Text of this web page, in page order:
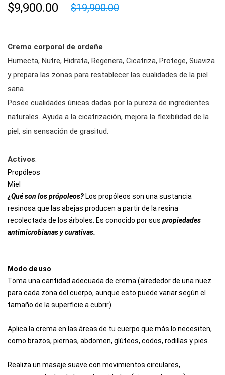
$9,900.00 $19,900.00
Crema corporal de ordeñe
Humecta, Nutre, Hidrata, Regenera, Cicatriza, Protege, Suaviza
y prepara las zonas para restablecer las cualidades de la piel
sana.
Posee cualidades únicas dadas por la pureza de ingredientes
naturales. Ayuda a la cicatrización, mejora la flexibilidad de la
piel, sin sensación de grasitud.
Activos:
Propóleos
Miel
¿Qué son los própoleos? Los propóleos son una sustancia
resinosa que las abejas producen a partir de la resina
recolectada de los árboles. Es conocido por sus propiedades
antimicrobianas y curativas.
Modo de uso
Toma una cantidad adecuada de crema (alrededor de una nuez
para cada zona del cuerpo, aunque esto puede variar según el
tamaño de la superficie a cubrir).
Aplica la crema en las áreas de tu cuerpo que más lo necesiten,
como brazos, piernas, abdomen, glúteos, codos, rodillas y pies.
Realiza un masaje suave con movimientos circulares,